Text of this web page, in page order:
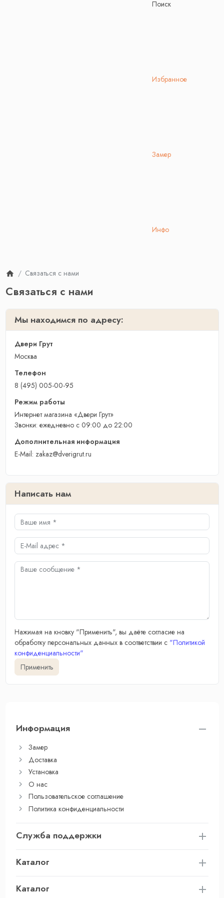
Поиск
Избранное
Замер
Инфо
Связаться с нами
Связаться с нами
Мы находимся по адресу:
Двери Грут
Москва
Телефон
8 (495) 005-00-95
Режим работы
Интернет магазина «Двери Грут»
Звонки: ежедневно с 09:00 до 22:00
Дополнительная информация
E-Mail: zakaz@dverigrut.ru
Написать нам
Нажимая на кновку "Применить", вы даёте согласие на
обработку персональных данных в соответствии с "Политикой
конфиденциальности"
Информация
Замер
Доставка
Установка
О нас
Пользовательское соглашение
Политика конфиденциальности
Служба поддержки
Каталог
Каталог